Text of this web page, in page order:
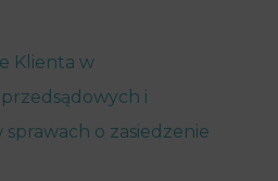
Klienta w
i
sprawach o zasiedzenie